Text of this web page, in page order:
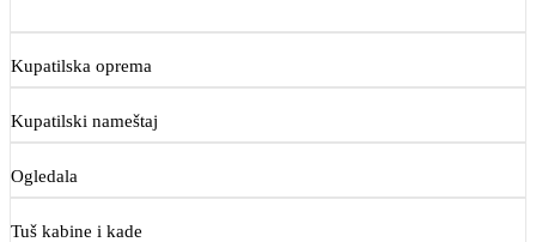
Kupatilska oprema
Kupatilski nameštaj
Ogledala
Tuš kabine i kade